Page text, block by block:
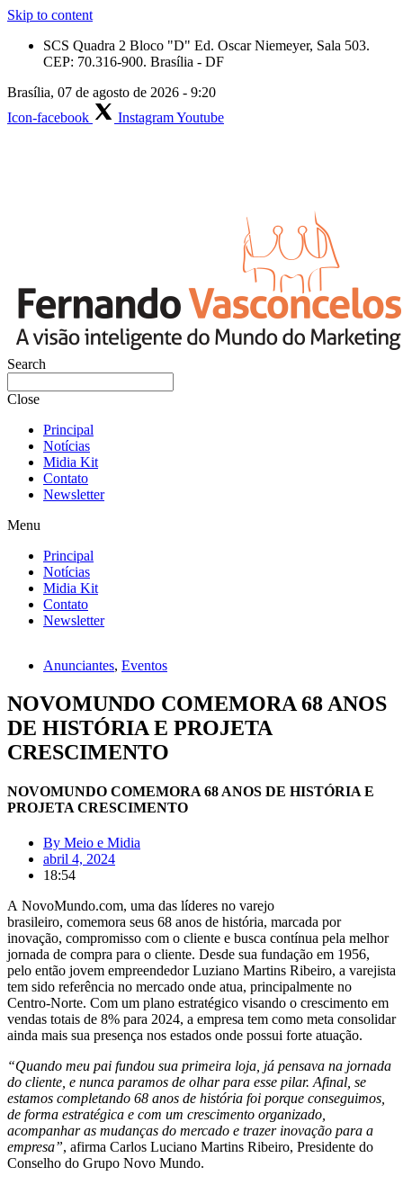
Skip to content
SCS Quadra 2 Bloco "D" Ed. Oscar Niemeyer, Sala 503.
CEP: 70.316-900. Brasília - DF
Brasília, 07 de agosto de 2026 - 9:20
Icon-facebook
InstagramYoutube
Search
Close
Principal
Notícias
Midia Kit
Contato
Newsletter
Menu
Principal
Notícias
Midia Kit
Contato
Newsletter
Anunciantes, Eventos
NOVOMUNDO COMEMORA 68 ANOS
DE HISTÓRIA E PROJETA
CRESCIMENTO
NOVOMUNDO COMEMORA 68 ANOS DE HISTÓRIA E
PROJETA CRESCIMENTO
By Meio e Midia
abril 4, 2024
18:54
A NovoMundo.com, uma das líderes no varejo
brasileiro, comemora seus 68 anos de história, marcada por
inovação, compromisso com o cliente e busca contínua pela melhor
jornada de compra para o cliente. Desde sua fundação em 1956,
pelo então jovem empreendedor Luziano Martins Ribeiro, a varejista
tem sido referência no mercado onde atua, principalmente no
Centro-Norte. Com um plano estratégico visando o crescimento em
vendas totais de 8% para 2024, a empresa tem como meta consolidar
ainda mais sua presença nos estados onde possui forte atuação.
“Quando meu pai fundou sua primeira loja, já pensava na jornada
do cliente, e nunca paramos de olhar para esse pilar. Afinal, se
estamos completando 68 anos de história foi porque conseguimos,
de forma estratégica e com um crescimento organizado,
acompanhar as mudanças do mercado e trazer inovação para a
empresa”, afirma Carlos Luciano Martins Ribeiro, Presidente do
Conselho do Grupo Novo Mundo.